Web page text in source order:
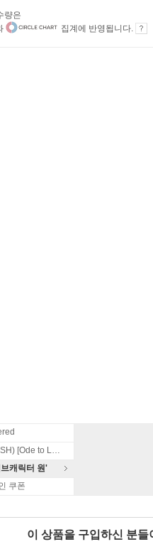
량은
집계에 반영됩니다.
엔시티 위시 (NCT WISH) [Ode to Love]
캐릭터 원'
쿠폰
이 상품을 구입하신 분